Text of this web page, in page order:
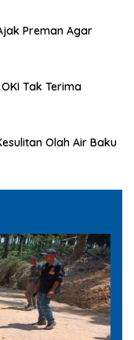
Preman Agar
Tak Terima
Olah Air Baku